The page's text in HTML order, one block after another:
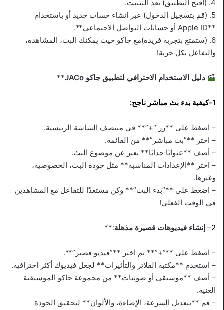
4. (افتح التطبيق) بعد التثبيت.
5. (قم بتسجيل الدخول) عبر إنشاء حساب جديد أو باستخدام
**Apple ID أو حسابات التواصل الاجتماعي**.
6. (ستمتع بتجربة فريدة)مع جاكو حيث يمكنك البث، المشاهدة،
والتفاعل بكل حرية!
دليل الاستخدام الاحترافي لتطبيق جاكو JACo **
1-كيفية بدء بث مباشر ناجح:
– اضغط على **زر “+”** في منتصف الشاشة الرئيسية.
– اختر **”بث مباشر”** من القائمة.
– أضف **عنوانًا جذابًا** يعبر عن موضوع البث.
– اختر **الإعدادات المناسبة** مثل جودة البث، الخصوصية،
وغيرها.
– اضغط على **”بدء البث”** وكن مستعدًا للتفاعل مع المشاهدين
في الوقت الفعلي!
2
– إنشاء فيديوهات قصيرة مذهلة:**
– اضغط على **”+”** ثم اختر **”فيديو قصير”**.
– استخدم **مكتبة الفلاتر والتأثيرات** لجعل فيديوك أكثر احترافية.
– أضف **موسيقى أو صوتيات** من مجموعة جاكو الموسيقية
الغنية.
– قم **بتعديل السرعة، الإضاءة، والألوان** لتحقيق الجودة